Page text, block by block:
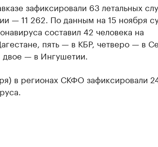
зафиксировали 63 летальных
— 11 262. По данным на 15 ноября
составил 42 человека на
пять — в КБР, четверо — в
— в Ингушетии.
в регионах СКФО зафиксировали